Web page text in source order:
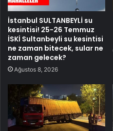
İstanbul SULTANBEYLİ su
kesintisi! 25-26 Temmuz
İSKİ Sultanbeyli su kesintisi
ne zaman bitecek, sular ne
zaman gelecek?
Ağustos 8, 2026